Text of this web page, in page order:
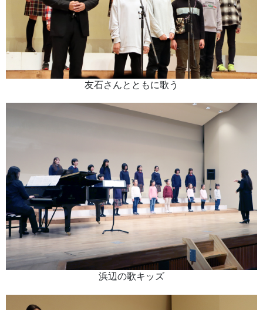
友石さんとともに歌う
浜辺の歌キッズ